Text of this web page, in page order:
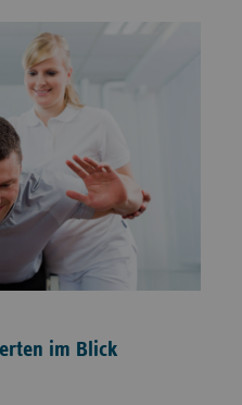
im Blick